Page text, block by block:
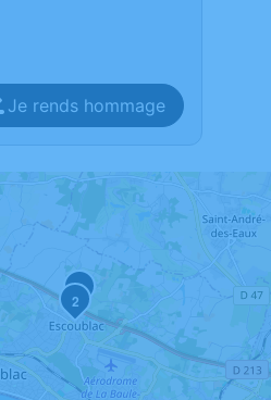
Je rends hommage
2
4